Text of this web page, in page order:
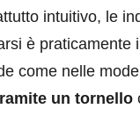
intuitivo, le
è praticamente
come nelle
un tornello